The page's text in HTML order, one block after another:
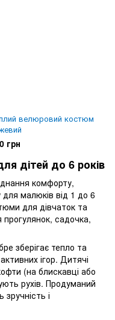
велюровий костюм
грн
дітей до 6 років
комфорту,
для малюків від 1 до 6
для дівчаток та
прогулянок, садочка,
зберігає тепло та
ігор. Дитячі
(на блискавці або
рухів. Продуманий
і